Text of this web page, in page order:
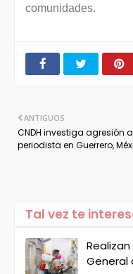
comunidades.
ANTIGUOS
CNDH investiga agresión a
periodista en Guerrero,
Tal vez te
General